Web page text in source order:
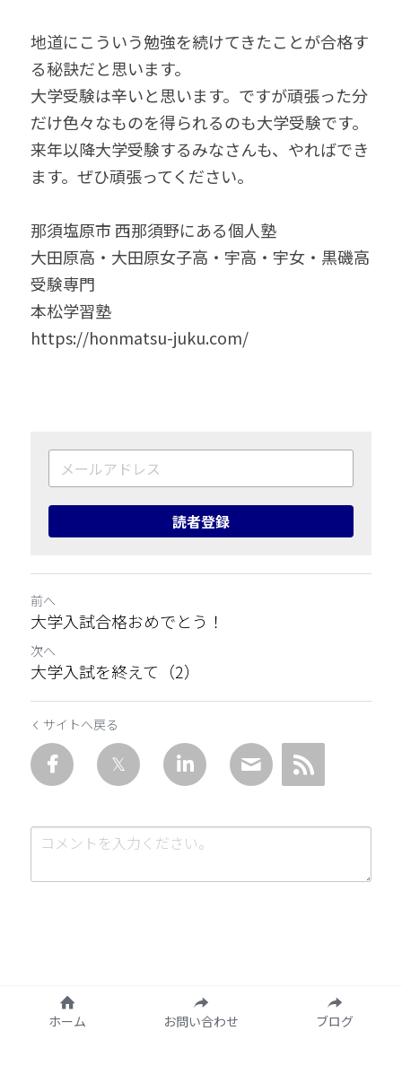
地道にこういう勉強を続けてきたことが合格す
る秘訣だと思います。
大学受験は辛いと思います。ですが頑張った分
だけ色々なものを得られるのも大学受験です。
来年以降大学受験するみなさんも、やればでき
ます。ぜひ頑張ってください。
那須塩原市 西那須野にある個人塾
大田原高・大田原女子高・宇高・宇女・黒磯高
受験専門
本松学習塾
https://honmatsu-juku.com/
読者登録
前へ
大学入試合格おめでとう！
次へ
大学入試を終えて（2）
サイトへ戻る
送信
ホーム お問い合わせ ブログ